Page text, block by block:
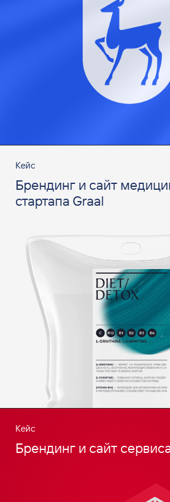
Кейс
Брендинг и сайт
стартапа Graal
Кейс
Брендинг и сайт